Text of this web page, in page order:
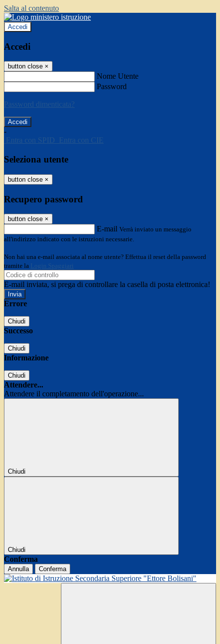
Salta al contenuto
Accedi
Accedi
button close ×
Nome Utente
Password
Password dimenticata?
-
Entra con SPID
Entra con CIE
Seleziona utente
button close ×
Recupero password
button close ×
E-mail Verrà inviato un messaggio
all'indirizzo indicato con le istruzioni necessarie.
Non hai una e-mail associata al nome utente? Effettua il reset della password
tramite la Login Spaggiari
E-mail inviata, si prega di controllare la casella di posta elettronica!
Errore
Chiudi
Successo
Chiudi
Informazione
Chiudi
Attendere...
Attendere il completamento dell'operazione...
Chiudi
Chiudi
Conferma
Annulla Conferma